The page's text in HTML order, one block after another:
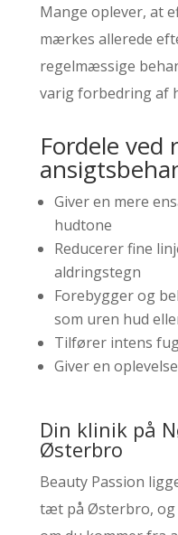
Mange oplever, at
mærkes allerede
regelmæssige
varig forbedring af
Fordele ved
Giver en mere
hudtone
Reducerer fine
aldringstegn
Forebygger og
som uren hud
Tilfører intens
Giver en
Din klinik på
Østerbro
Beauty Passion
tæt på Østerbro,